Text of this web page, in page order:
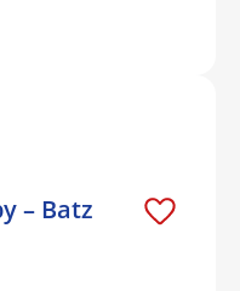
– Batz